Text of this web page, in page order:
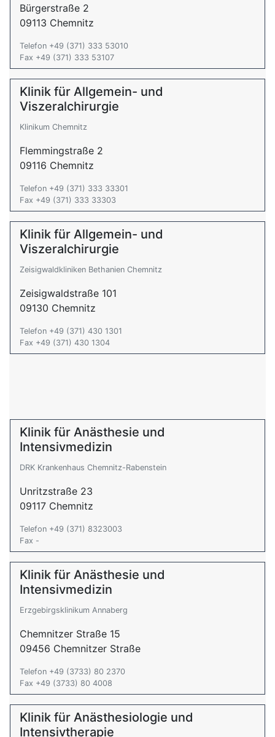
Bürgerstraße 2
09113 Chemnitz
Telefon +49 (371) 333 53010
Fax +49 (371) 333 53107
Klinik für Allgemein- und
Viszeralchirurgie
Klinikum Chemnitz
Flemmingstraße 2
09116 Chemnitz
Telefon +49 (371) 333 33301
Fax +49 (371) 333 33303
Klinik für Allgemein- und
Viszeralchirurgie
Zeisigwaldkliniken Bethanien Chemnitz
Zeisigwaldstraße 101
09130 Chemnitz
Telefon +49 (371) 430 1301
Fax +49 (371) 430 1304
Klinik für Anästhesie und
Intensivmedizin
DRK Krankenhaus Chemnitz-Rabenstein
Unritzstraße 23
09117 Chemnitz
Telefon +49 (371) 8323003
Fax -
Klinik für Anästhesie und
Intensivmedizin
Erzgebirgsklinikum Annaberg
Chemnitzer Straße 15
09456 Chemnitzer Straße
Telefon +49 (3733) 80 2370
Fax +49 (3733) 80 4008
Klinik für Anästhesiologie und
Intensivtherapie